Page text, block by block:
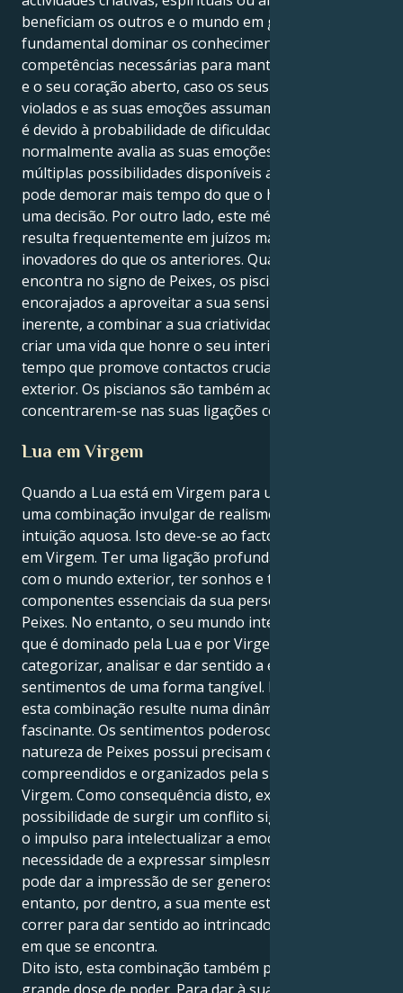
beneficiam os outros e o mundo em geral. É
fundamental dominar os conhecimentos e as
competências necessárias para manter a sua energia
e o seu coração aberto, caso os seus limites sejam
violados e as suas emoções assumam o controlo. Isto
é devido à probabilidade de dificuldades. Como
normalmente avalia as suas emoções, bem como as
múltiplas possibilidades disponíveis antes de agir,
pode demorar mais tempo do que o habitual a tomar
uma decisão. Por outro lado, este método rigoroso
resulta frequentemente em juízos mais perspicazes e
inovadores do que os anteriores. Quando o Sol se
encontra no signo de Peixes, os piscianos são
encorajados a aproveitar a sua sensibilidade
inerente, a combinar a sua criatividade e intuição e a
criar uma vida que honre o seu interior, ao mesmo
tempo que promove contactos cruciais com o mundo
exterior. Os piscianos são também aconselhados a
concentrarem-se nas suas ligações com os outros.
Lua em Virgem
Quando a Lua está em Virgem para um pisciano, é
uma combinação invulgar de realismo terreno e
intuição aquosa. Isto deve-se ao facto de ter a Lua
em Virgem. Ter uma ligação profunda e não-verbal
com o mundo exterior, ter sonhos e ter empatia são
componentes essenciais da sua personalidade de
Peixes. No entanto, o seu mundo interior emocional,
que é dominado pela Lua e por Virgem, está a tentar
categorizar, analisar e dar sentido a esses
sentimentos de uma forma tangível. É possível que
esta combinação resulte numa dinâmica interna
fascinante. Os sentimentos poderosos que a sua
natureza de Peixes possui precisam de ser
compreendidos e organizados pela sua Lua em
Virgem. Como consequência disto, existe a
possibilidade de surgir um conflito significativo entre
o impulso para intelectualizar a emoção e a
necessidade de a expressar simplesmente. Por fora,
pode dar a impressão de ser generoso e idealista; no
entanto, por dentro, a sua mente está sempre a
correr para dar sentido ao intrincado meio emocional
em que se encontra.
Dito isto, esta combinação também possui uma